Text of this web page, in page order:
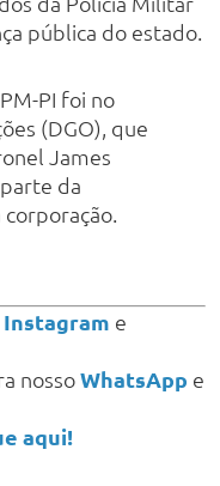
pública do estado.
PI foi no
(DGO), que
James
da
Instagram e
nossoWhatsApp e
aqui!